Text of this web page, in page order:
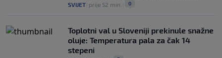
SVIJET prije 52 min. 0
Toplotni val u Sloveniji prekinule snažne
oluje: Temperatura pala za čak 14
stepeni